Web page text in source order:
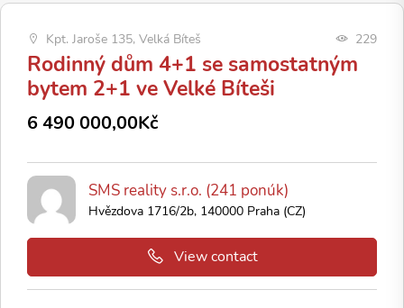
Kpt. Jaroše 135, Velká Bíteš 229
Rodinný dům 4+1 se samostatným
bytem 2+1 ve Velké Bíteši
6 490 000,00Kč
SMS reality s.r.o. (241 ponúk)
Hvězdova 1716/2b, 140000 Praha (CZ)
View contact